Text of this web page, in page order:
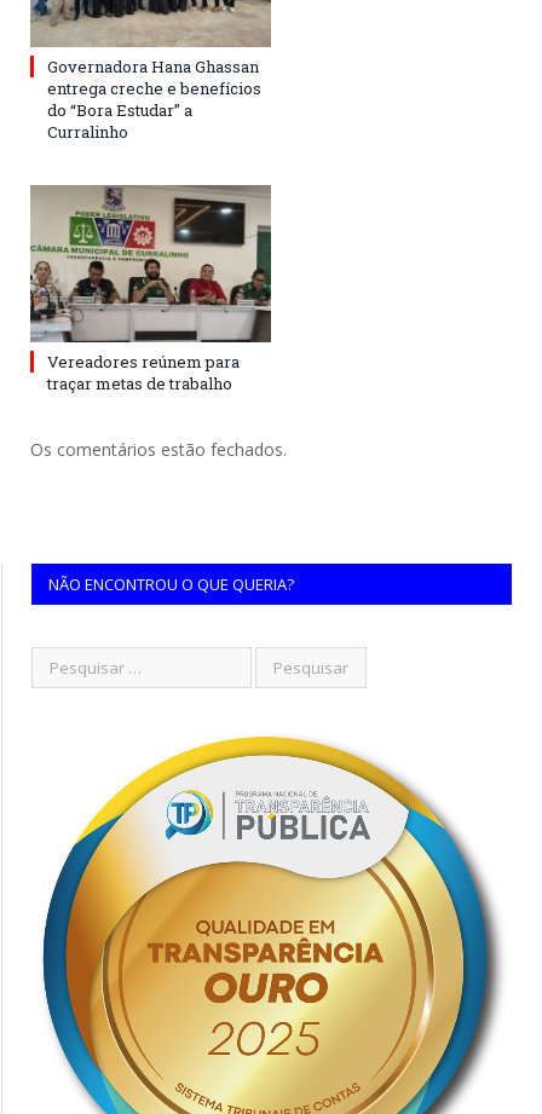
Governadora Hana Ghassan
entrega creche e benefícios
do “Bora Estudar” a
Curralinho
Vereadores reúnem para
traçar metas de trabalho
Os comentários estão fechados.
NÃO ENCONTROU O QUE QUERIA?